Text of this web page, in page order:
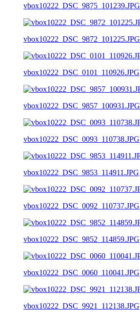
vbox10222_DSC_9875_101239.JPG
vbox10222_DSC_9872_101225.JPG
vbox10222_DSC_0101_110926.JPG
vbox10222_DSC_9857_100931.JPG
vbox10222_DSC_0093_110738.JPG
vbox10222_DSC_9853_114911.JPG
vbox10222_DSC_0092_110737.JPG
vbox10222_DSC_9852_114859.JPG
vbox10222_DSC_0060_110041.JPG
vbox10222_DSC_9921_112138.JPG